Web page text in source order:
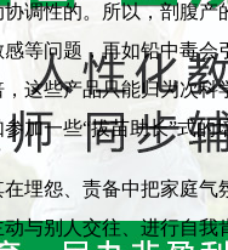
调性的。所以，剖腹
等问题，再如铅中毒
这些产品只能归为次
加一些“拔苗助长”式
埋怨、责备中把家庭
与别人交往、进行自